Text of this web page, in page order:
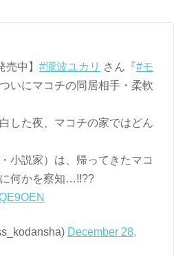
売中】 #瀧波ユカリ さん『#モ
いにマコチの同居相手・柔軟
した夜、マコチの家ではどん
小説家）は、帰ってきたマコ
何かを察知…!!??
December 28,